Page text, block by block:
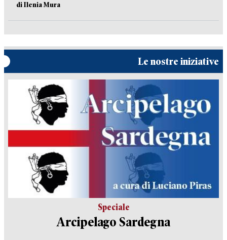
di Ilenia Mura
Le nostre iniziative
Speciale
Arcipelago Sardegna